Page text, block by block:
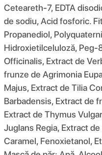
Ceteareth-7, EDTA
de sodiu, Acid fosforic.
Propanediol,
Hidroxietilceluloză, Peg-
Officinalis, Extract de
frunze de Agrimonia
Majus, Extract de Tilia
Barbadensis, Extract de
Extract de Thymus
Juglans Regia, Extract
Caramel, Fenoxietanol,